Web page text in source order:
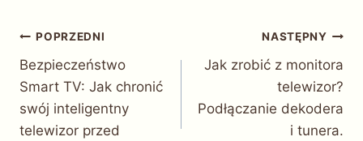
Nawigacja
wpisu
POPRZEDNI
Bezpieczeństwo
Smart TV: Jak chronić
swój inteligentny
telewizor przed
NASTĘPNY
Jak zrobić z monitora
telewizor?
Podłączanie dekodera
i tunera.